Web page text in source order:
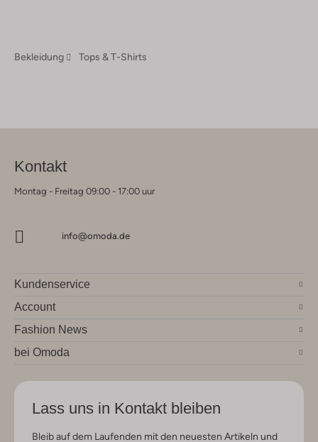
Bekleidung Tops & T-Shirts
Kontakt
Montag - Freitag 09:00 - 17:00 uur
info@omoda.de
Kundenservice
Account
Fashion News
bei Omoda
Lass uns in Kontakt bleiben
Bleib auf dem Laufenden mit den neuesten Artikeln und